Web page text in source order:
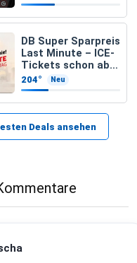
zugelassenen)
DB Super Sparpreis
Last Minute – ICE-
Tickets schon ab
6,99 Euro statt ab
17,99 Euro
204° Neu
Deals ansehen
www.haribo.com/de-